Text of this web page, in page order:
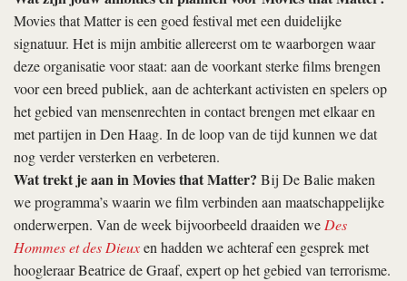
Movies that Matter is een goed festival met een duidelijke
signatuur. Het is mijn ambitie allereerst om te waarborgen waar
deze organisatie voor staat: aan de voorkant sterke films brengen
voor een breed publiek, aan de achterkant activisten en spelers op
het gebied van mensenrechten in contact brengen met elkaar en
met partijen in Den Haag. In de loop van de tijd kunnen we dat
nog verder versterken en verbeteren.
Wat trekt je aan in Movies that Matter? Bij De Balie maken
we programma’s waarin we film verbinden aan maatschappelijke
onderwerpen. Van de week bijvoorbeeld draaiden weDes
Hommes et des Dieuxen hadden we achteraf een gesprek met
hoogleraar Beatrice de Graaf, expert op het gebied van terrorisme.